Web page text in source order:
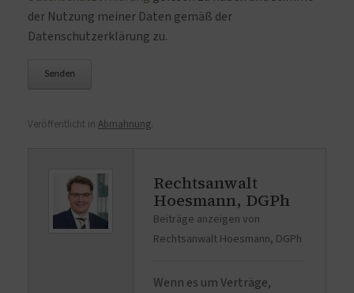
der Nutzung meiner Daten gemäß der
Datenschutzerklärung zu.
Veröffentlicht in Abmahnung
Rechtsanwalt
Hoesmann, DGPh
Beiträge anzeigen von
Rechtsanwalt Hoesmann, DGPh
Wenn es um Verträge,